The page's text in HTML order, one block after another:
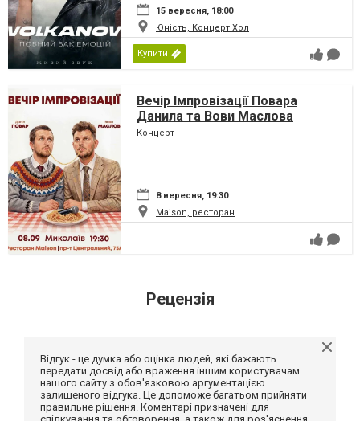
15 вересня, 18:00
Юність, Концерт Хол
Купити
Вечір Імпровізації Повара
Данила та Вови Маслова
Концерт
8 вересня, 19:30
Maison, ресторан
Рецензія
Відгук - це думка або оцінка людей, які бажають
передати досвід або враження іншим користувачам
нашого сайту з обов'язковою аргументацією
залишеного відгука. Це допоможе багатьом прийняти
правильне рішення. Коментарі призначені для